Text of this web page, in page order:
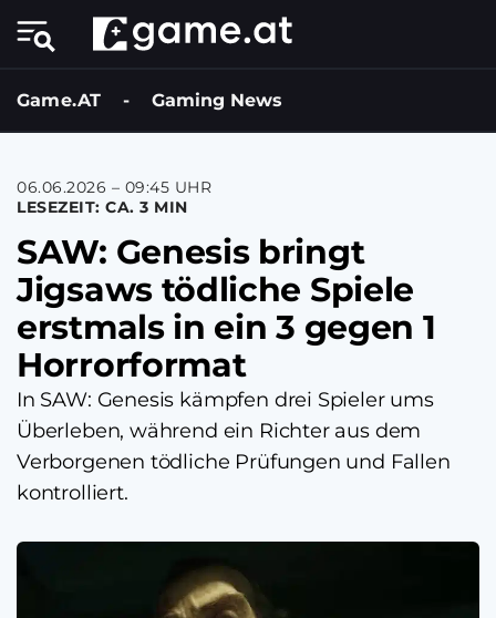
Game.AT - Gaming News
06.06.2026 – 09:45 UHR
LESEZEIT: CA. 3 MIN
SAW: Genesis bringt
Jigsaws tödliche Spiele
erstmals in ein 3 gegen 1
Horrorformat
In SAW: Genesis kämpfen drei Spieler ums
Überleben, während ein Richter aus dem
Verborgenen tödliche Prüfungen und Fallen
kontrolliert.